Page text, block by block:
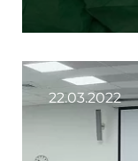
22.03.2022